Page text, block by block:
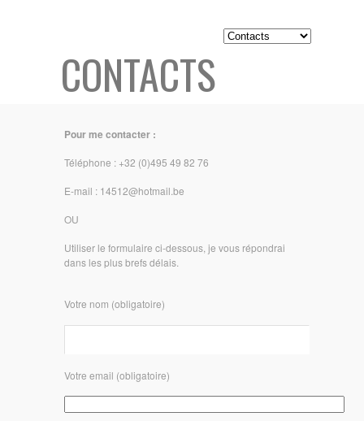
CONTACTS
Pour me contacter :
Téléphone : +32 (0)495 49 82 76
E-mail : 14512@hotmail.be
OU
Utiliser le formulaire ci-dessous, je vous répondrai
dans les plus brefs délais.
Votre nom (obligatoire)
Votre email (obligatoire)